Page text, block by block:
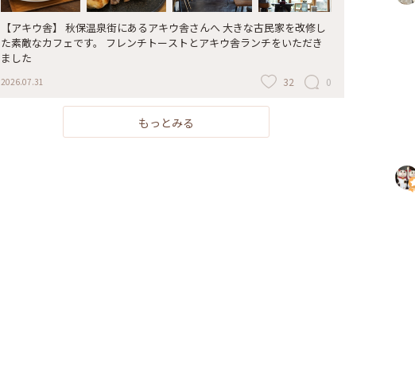
【アキウ舎】 秋保温泉街にあるアキウ舎さんへ 大きな古民家を改修し
た素敵なカフェです。 フレンチトーストとアキウ舎ランチをいただき
ました
2026.07.31 32 0
もっとみる